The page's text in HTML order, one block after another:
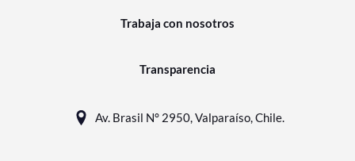
Trabaja con nosotros
Transparencia
Av. Brasil N° 2950, Valparaíso, Chile.